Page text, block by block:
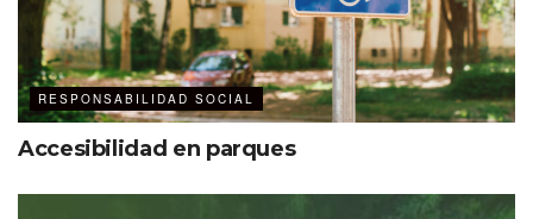
paso más para hacer nuestros
espacios más inclusivos, tanto para
los colaboradores como para los
visitantes.”
Elizabeth Lugo
RESPONSABILIDAD SOCIAL
Accesibilidad en parques